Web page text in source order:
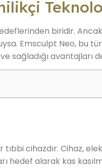
biridir.
Emsculpt Neo, bu
sağladığı
cihazdır. Cihaz,
hedef alarak kas